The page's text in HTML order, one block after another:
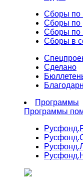
Сборы по
Сборы по
Сборы по
Сборы в
Сделано
Программы
Программы
Русфонд.
Русфонд.
Русфонд.
Русфонд.